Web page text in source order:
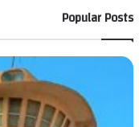
Popular Posts